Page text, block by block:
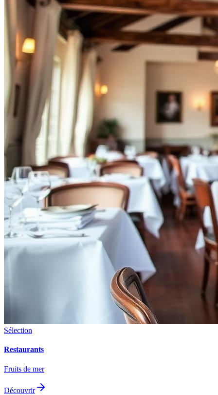
Sélection
Restaurants
Fruits de mer
Découvrir